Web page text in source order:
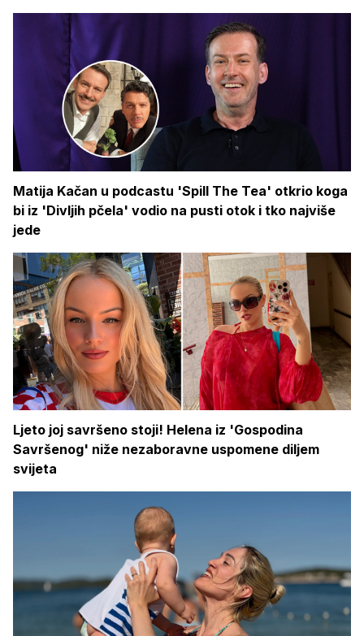
Matija Kačan u podcastu 'Spill The Tea' otkrio koga
bi iz 'Divljih pčela' vodio na pusti otok i tko najviše
jede
Ljeto joj savršeno stoji! Helena iz 'Gospodina
Savršenog' niže nezaboravne uspomene diljem
svijeta